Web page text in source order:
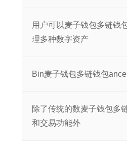
用户可以麦子钱包多链钱
理多种数字资产
Bin麦子钱包多链钱包
除了传统的数麦子钱包多
和交易功能外